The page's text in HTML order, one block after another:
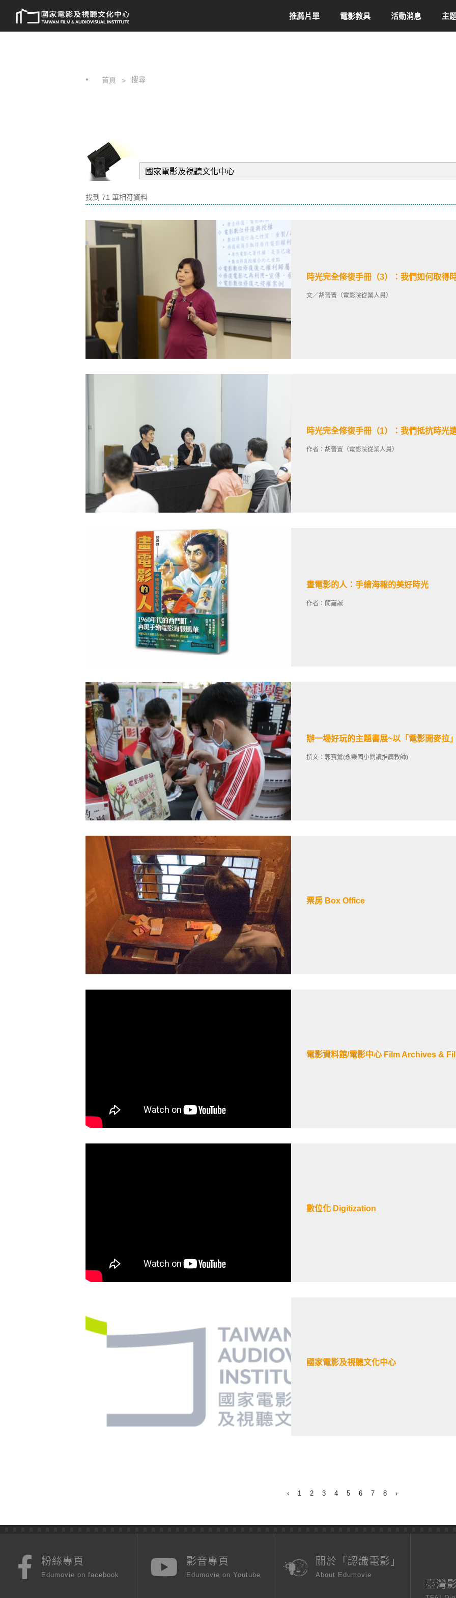
推薦片單 電影教具 活動消息 主
首頁 搜尋
找到 71 筆相符資料
時光完全修復手冊（3）：我們如何取得
文／胡晉置（電影院從業人員）
時光完全修復手冊（1）：我們抵抗時光
作者：胡晉置（電影院從業人員）
畫電影的人：手繪海報的美好時光
作者：簡嘉誠
辦一場好玩的主題書展~以「電影開麥拉
撰文：郭寶鶯(永樂國小閱讀推廣教師)
票房 Box Office
電影資料館/電影中心 Film Archives &
數位化 Digitization
國家電影及視聽文化中心
‹ 1 2 3 4 5 6 7 8 ›
粉絲專頁
Edumovie on facebook
影音專頁
Edumovie on Youtube
關於「認識電影」
About Edumovie
臺灣